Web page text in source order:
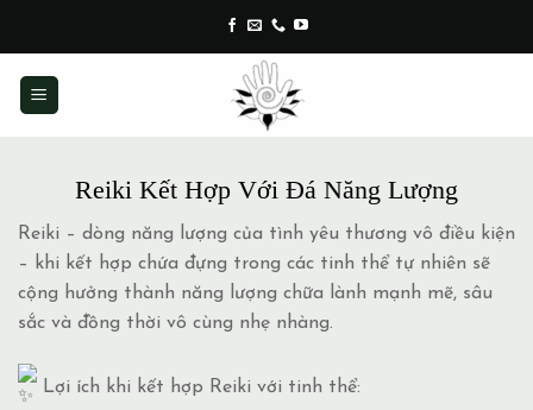
content
Reiki Kết Hợp Với Đá Năng Lượng
Reiki – dòng năng lượng của tình yêu thương vô điều kiện
– khi kết hợp chứa đựng trong các tinh thể tự nhiên sẽ
cộng hưởng thành năng lượng chữa lành mạnh mẽ, sâu
sắc và đồng thời vô cùng nhẹ nhàng.
Lợi ích khi kết hợp Reiki với tinh thể: